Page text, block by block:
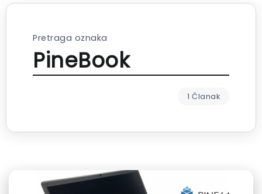
Pretraga oznaka
PineBook
1 Članak